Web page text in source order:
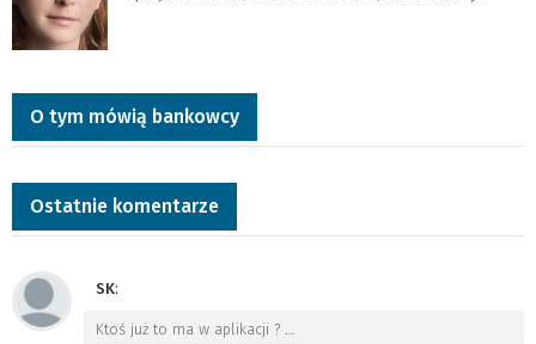
O tym mówią bankowcy
Ostatnie komentarze
SK:
Ktoś już to ma w aplikacji ? …